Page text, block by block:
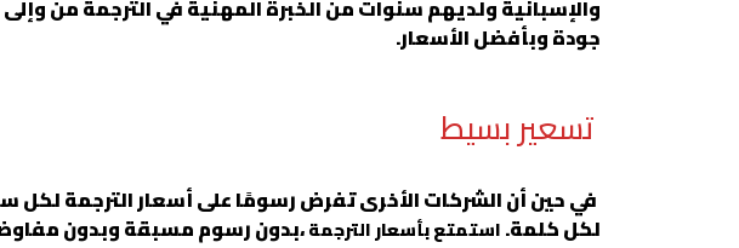
والإسبانية ولديهم سنوات من الخبرة المهنية في الترجمة من
جودة وبأفضل الأسعار.
تسعير بسيط
في حين أن الشركات الأخرى تفرض رسومًا على أسعار الترجمة
لكل كلمة.استمتع بأسعار الترجمة،بدون رسوم مسبقة وبدون